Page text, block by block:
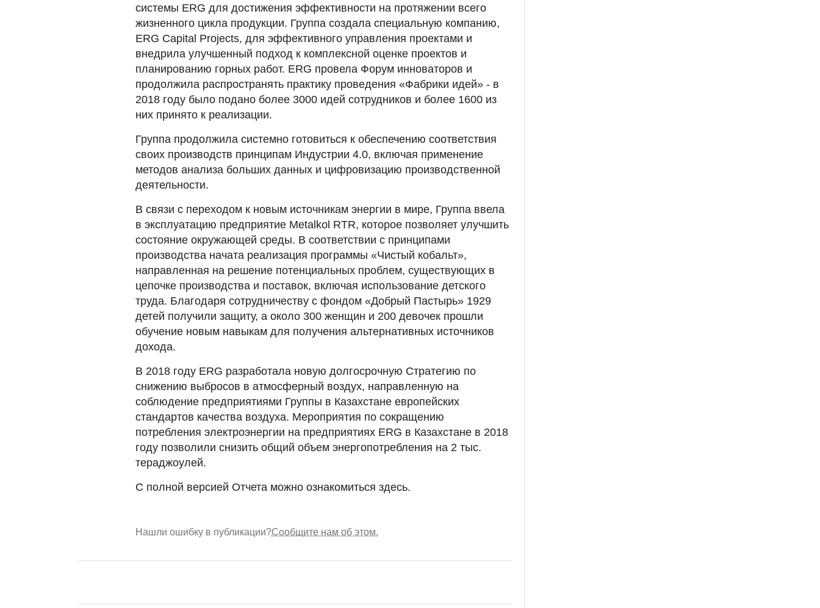
системы ERG для достижения эффективности на протяжении всего
жизненного цикла продукции. Группа создала специальную компанию,
ERG Capital Projects, для эффективного управления проектами и
внедрила улучшенный подход к комплексной оценке проектов и
планированию горных работ. ERG провела Форум инноваторов и
продолжила распространять практику проведения «Фабрики идей» - в
2018 году было подано более 3000 идей сотрудников и более 1600 из
них принято к реализации.
Группа продолжила системно готовиться к обеспечению соответствия
своих производств принципам Индустрии 4.0, включая применение
методов анализа больших данных и цифровизацию производственной
деятельности.
В связи с переходом к новым источникам энергии в мире, Группа ввела
в эксплуатацию предприятие Metalkol RTR, которое позволяет улучшить
состояние окружающей среды. В соответствии с принципами
производства начата реализация программы «Чистый кобальт»,
направленная на решение потенциальных проблем, существующих в
цепочке производства и поставок, включая использование детского
труда. Благодаря сотрудничеству с фондом «Добрый Пастырь» 1929
детей получили защиту, а около 300 женщин и 200 девочек прошли
обучение новым навыкам для получения альтернативных источников
дохода.
В 2018 году ERG разработала новую долгосрочную Стратегию по
снижению выбросов в атмосферный воздух, направленную на
соблюдение предприятиями Группы в Казахстане европейских
стандартов качества воздуха. Мероприятия по сокращению
потребления электроэнергии на предприятиях ERG в Казахстане в 2018
году позволили снизить общий объем энергопотребления на 2 тыс.
тераджоулей.
С полной версией Отчета можно ознакомиться здесь.
Нашли ошибку в публикации?Сообщите нам об этом.